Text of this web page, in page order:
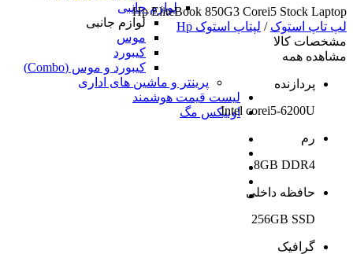
لوازم جانبی
لوازم جانبی
موس
کیبورد
کیبورد و موس (Combo)
پرینتر و ماشین های اداری
لیست قیمت هوشمند
اونیکس مگ
Hp EliteBook 850G3 Corei5 Stock Laptop
لپ تاپ استوک / لپتاپ استوک Hp
مشخصات کالا
مشاهده همه
پردازنده
Intel corei5-6200U
رم
8GB DDR4
حافظه داخلی
256GB SSD
گرافیک